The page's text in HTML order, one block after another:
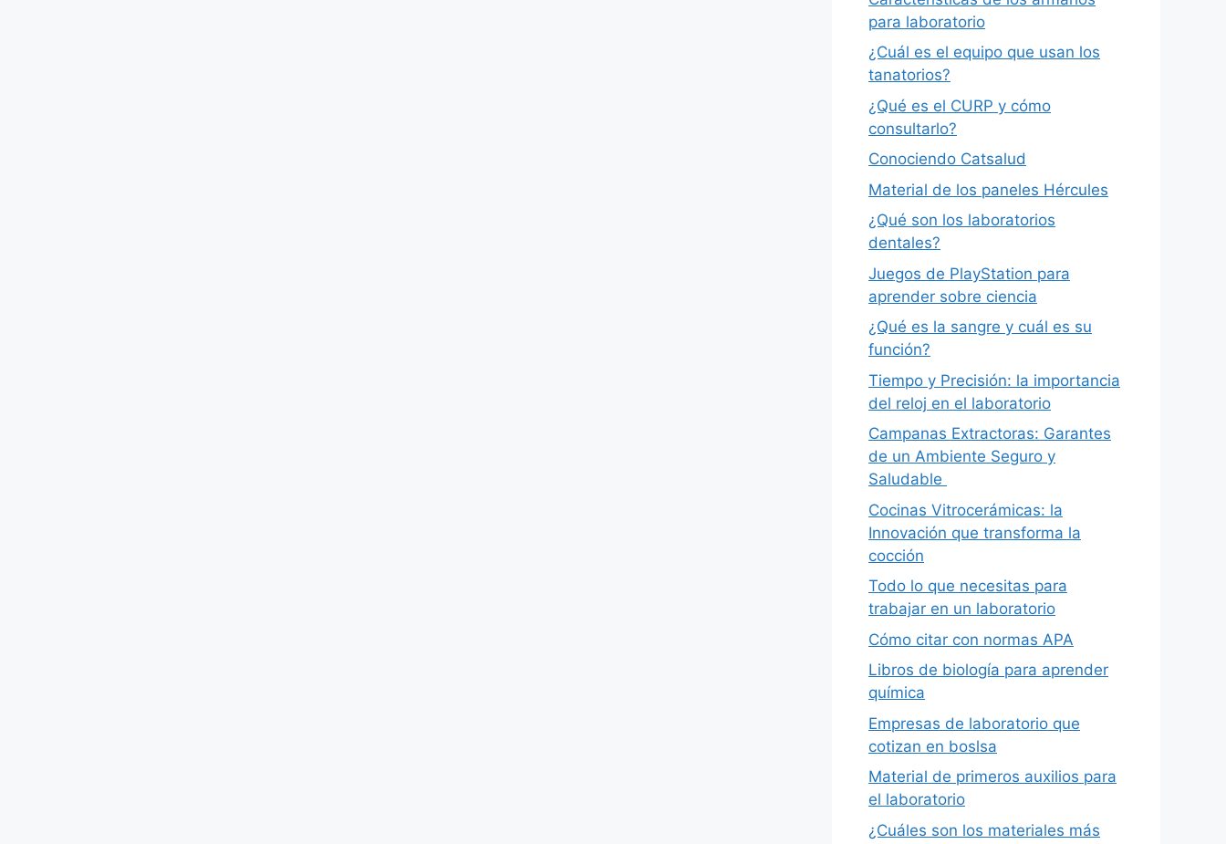
para laboratorio
¿Cuál es el equipo que usan los
tanatorios?
¿Qué es el CURP y cómo
consultarlo?
Conociendo Catsalud
Material de los paneles Hércules
¿Qué son los laboratorios
dentales?
Juegos de PlayStation para
aprender sobre ciencia
¿Qué es la sangre y cuál es su
función?
Tiempo y Precisión: la importancia
del reloj en el laboratorio
Campanas Extractoras: Garantes
de un Ambiente Seguro y
Saludable
Cocinas Vitrocerámicas: la
Innovación que transforma la
cocción
Todo lo que necesitas para
trabajar en un laboratorio
Cómo citar con normas APA
Libros de biología para aprender
química
Empresas de laboratorio que
cotizan en boslsa
Material de primeros auxilios para
el laboratorio
¿Cuáles son los materiales más